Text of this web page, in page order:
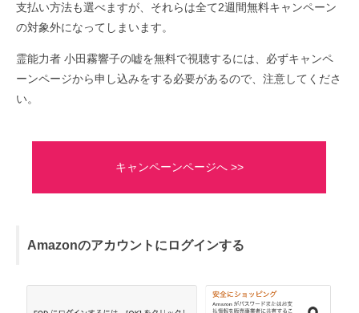
支払い方法も選べますが、それらは全て2週間無料キャンペーン
の対象外になってしまいます。
霊能力者 小田霧響子の嘘を無料で視聴するには、必ずキャンペ
ーンページから申し込みをする必要があるので、注意してくださ
い。
キャンペーンページへ >>
Amazonのアカウントにログインする